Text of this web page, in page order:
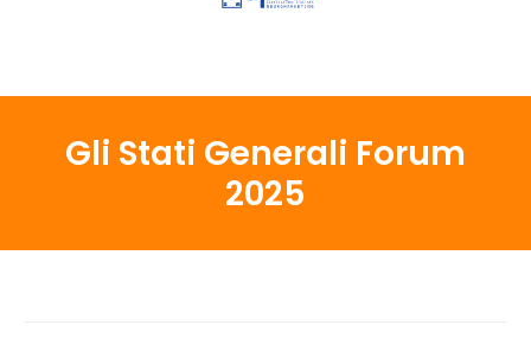
Gli Stati Generali Forum
2025